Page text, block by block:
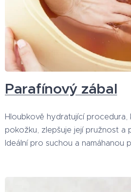
Parafínový zábal
Hloubkově hydratující procedura,
pokožku, zlepšuje její pružnost a
Ideální pro suchou a namáhanou